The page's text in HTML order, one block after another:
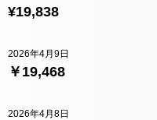
¥19,838
￥19,468
2026年4月9日
2026年4月8日